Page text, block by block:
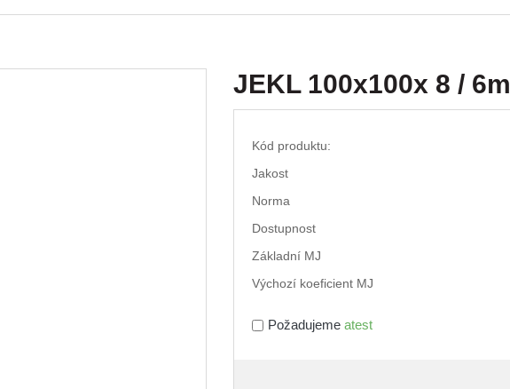
JEKL 100x100x 8 / 6m
Kód produktu:
Jakost
Norma
Dostupnost
Základní MJ
Výchozí koeficient MJ
Požadujemeatest